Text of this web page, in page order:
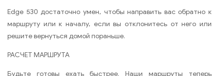
Edge 530 достаточно умен, чтобы направить вас обратно к
маршруту или к началу, если вы отклонитесь от него или
решите вернуться домой пораньше.
РАСЧЕТ МАРШРУТА
Будьте готовы ехать быстрее. Наши маршруты теперь